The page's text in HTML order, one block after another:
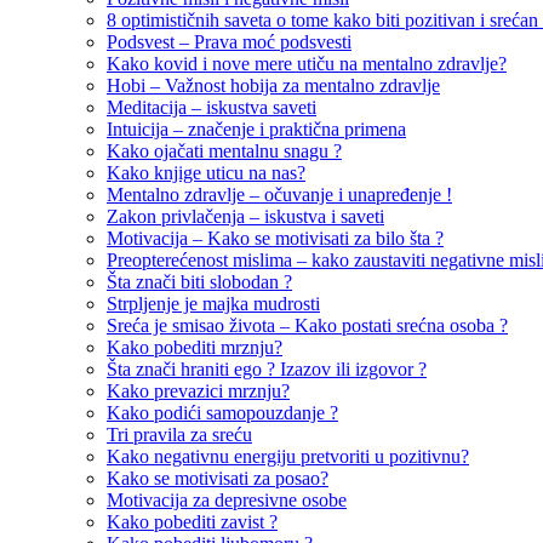
8 optimističnih saveta o tome kako biti pozitivan i srećan
Podsvest – Prava moć podsvesti
Kako kovid i nove mere utiču na mentalno zdravlje?
Hobi – Važnost hobija za mentalno zdravlje
Meditacija – iskustva saveti
Intuicija – značenje i praktična primena
Kako ojačati mentalnu snagu ?
Kako knjige uticu na nas?
Mentalno zdravlje – očuvanje i unapređenje !
Zakon privlačenja – iskustva i saveti
Motivacija – Kako se motivisati za bilo šta ?
Preopterećenost mislima – kako zaustaviti negativne
Šta znači biti slobodan ?
Strpljenje je majka mudrosti
Sreća je smisao života – Kako postati srećna osoba ?
Kako pobediti mrznju?
Šta znači hraniti ego ? Izazov ili izgovor ?
Kako prevazici mrznju?
Kako podići samopouzdanje ?
Tri pravila za sreću
Kako negativnu energiju pretvoriti u pozitivnu?
Kako se motivisati za posao?
Motivacija za depresivne osobe
Kako pobediti zavist ?